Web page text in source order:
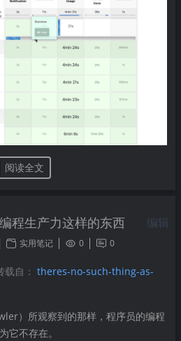
阅读全文
程生产力这样的东西 编辑
实用笔记 0 0
自： theres-no-such-thing-as-
）所观察到的那样，程序员的编程
它不存在。